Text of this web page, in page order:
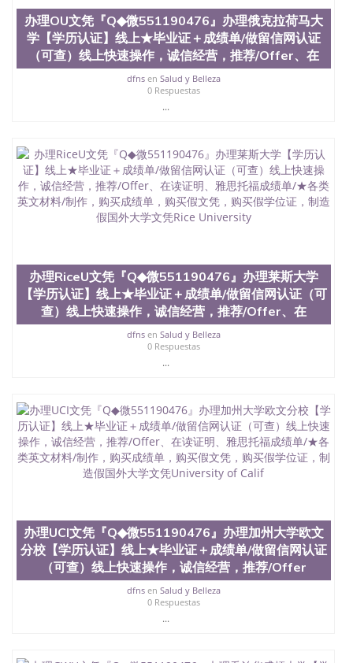
士做文凭/购买澳洲大学毕业证成绩单假文凭学历办
理CMU文凭『Q◆微551190476』办理卡内基梅隆大学
【学历认证】线上★毕业证＋成绩单/做留信网认证
（可查）线上快速操作，诚信经营，推荐/Offer、在
读证明、雅思托福成绩单/★各类英文材料/制作，购
买成绩单，购买假文凭，购买假学位证，制造假国外
大学文凭Carnegie Mellon University
办理OU文凭『Q◆微551190476』办理俄克拉荷马大
学【学历认证】线上★毕业证＋成绩单/做留信网认证
（可查）线上快速操作，诚信经营，推荐/Offer、在
dfnsen Salud y Belleza
0 Respuestas
...
办理RiceU文凭『Q◆微551190476』办理莱斯大学
【学历认证】线上★毕业证＋成绩单/做留信网认证（可
查）线上快速操作，诚信经营，推荐/Offer、在
dfnsen Salud y Belleza
0 Respuestas
...
办理UCI文凭『Q◆微551190476』办理加州大学欧文
分校【学历认证】线上★毕业证＋成绩单/做留信网认证
（可查）线上快速操作，诚信经营，推荐/Offer
dfnsen Salud y Belleza
0 Respuestas
...